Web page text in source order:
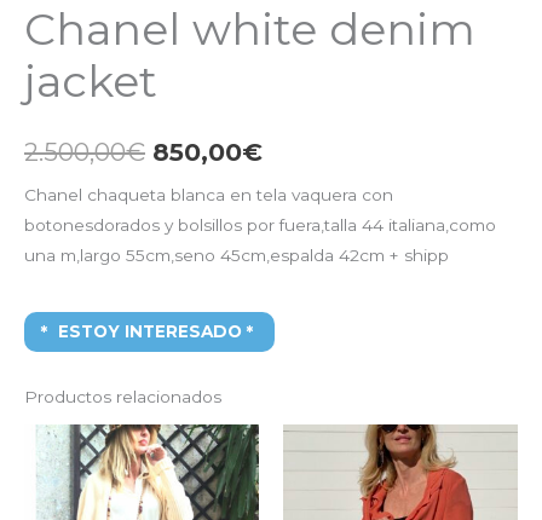
Chanel white denim
jacket
2.500,00€ 850,00€
Chanel chaqueta blanca en tela vaquera con
botonesdorados y bolsillos por fuera,talla 44 italiana,como
una m,largo 55cm,seno 45cm,espalda 42cm + shipp
ESTOY INTERESADO
Productos relacionados
El
precio
original
era:
2.100,00€.
El
precio
actual
es:
1.100,00€.
El
precio
original
era:
1.650,00€.
El
precio